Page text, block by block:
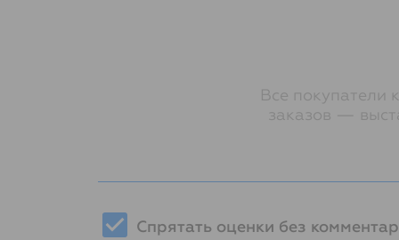
Все покупатели
заказов —
Спрятать оценки без